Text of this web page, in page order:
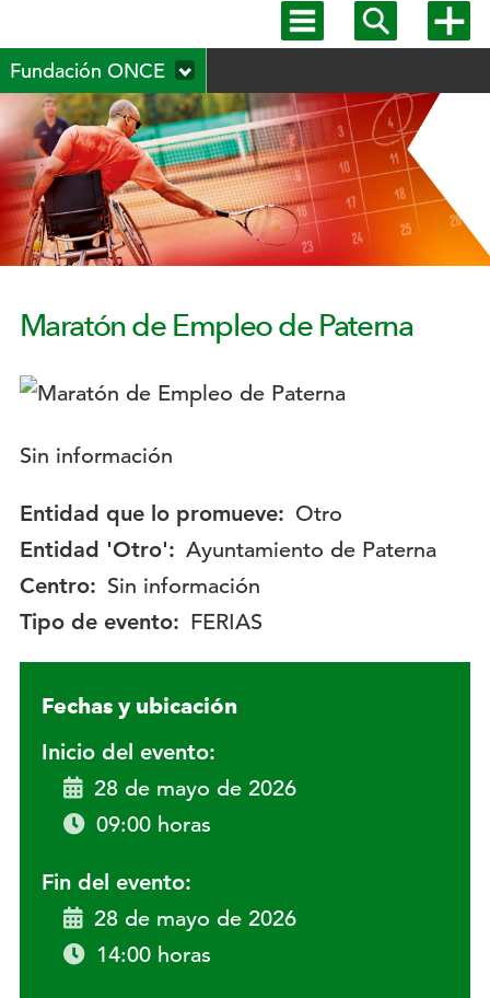
Mostrar
menú
Mostrar
buscadormás
Fundación ONCE
Maratón de Empleo de Paterna
Logotipo:
Descripción:
Sin información
Entidad que lo promueve: Otro
Entidad 'Otro': Ayuntamiento de Paterna
Centro: Sin información
Tipo de evento: FERIAS
Fechas y ubicación
Inicio del evento:
28 de mayo de 2026
09:00 horas
Fin del evento:
28 de mayo de 2026
14:00 horas